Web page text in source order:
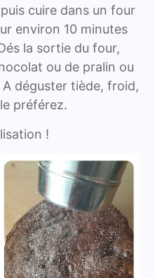
cuire dans un four
environ 10 minutes
la sortie du four,
ou de pralin ou
déguster tiède, froid,
préférez.
!